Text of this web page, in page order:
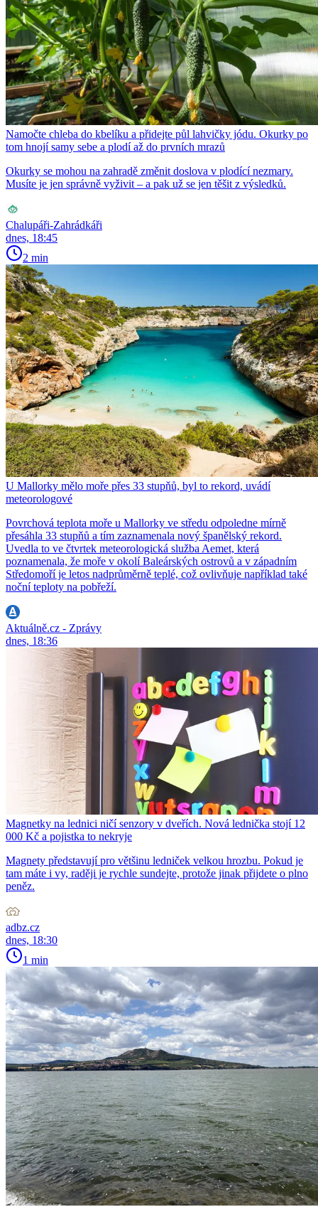
Namočte chleba do kbelíku a přidejte půl lahvičky jódu. Okurky po
tom hnojí samy sebe a plodí až do prvních mrazů
Okurky se mohou na zahradě změnit doslova v plodící nezmary.
Musíte je jen správně vyživit – a pak už se jen těšit z výsledků.
Chalupáři-Zahrádkáři
dnes, 18:45
2 min
U Mallorky mělo moře přes 33 stupňů, byl to rekord, uvádí
meteorologové
Povrchová teplota moře u Mallorky ve středu odpoledne mírně
přesáhla 33 stupňů a tím zaznamenala nový španělský rekord.
Uvedla to ve čtvrtek meteorologická služba Aemet, která
poznamenala, že moře v okolí Baleárských ostrovů a v západním
Středomoří je letos nadprůměrně teplé, což ovlivňuje například také
noční teploty na pobřeží.
Aktuálně.cz - Zprávy
dnes, 18:36
Magnetky na lednici ničí senzory v dveřích. Nová lednička stojí 12
000 Kč a pojistka to nekryje
Magnety představují pro většinu ledniček velkou hrozbu. Pokud je
tam máte i vy, raději je rychle sundejte, protože jinak přijdete o plno
peněz.
adbz.cz
dnes, 18:30
1 min